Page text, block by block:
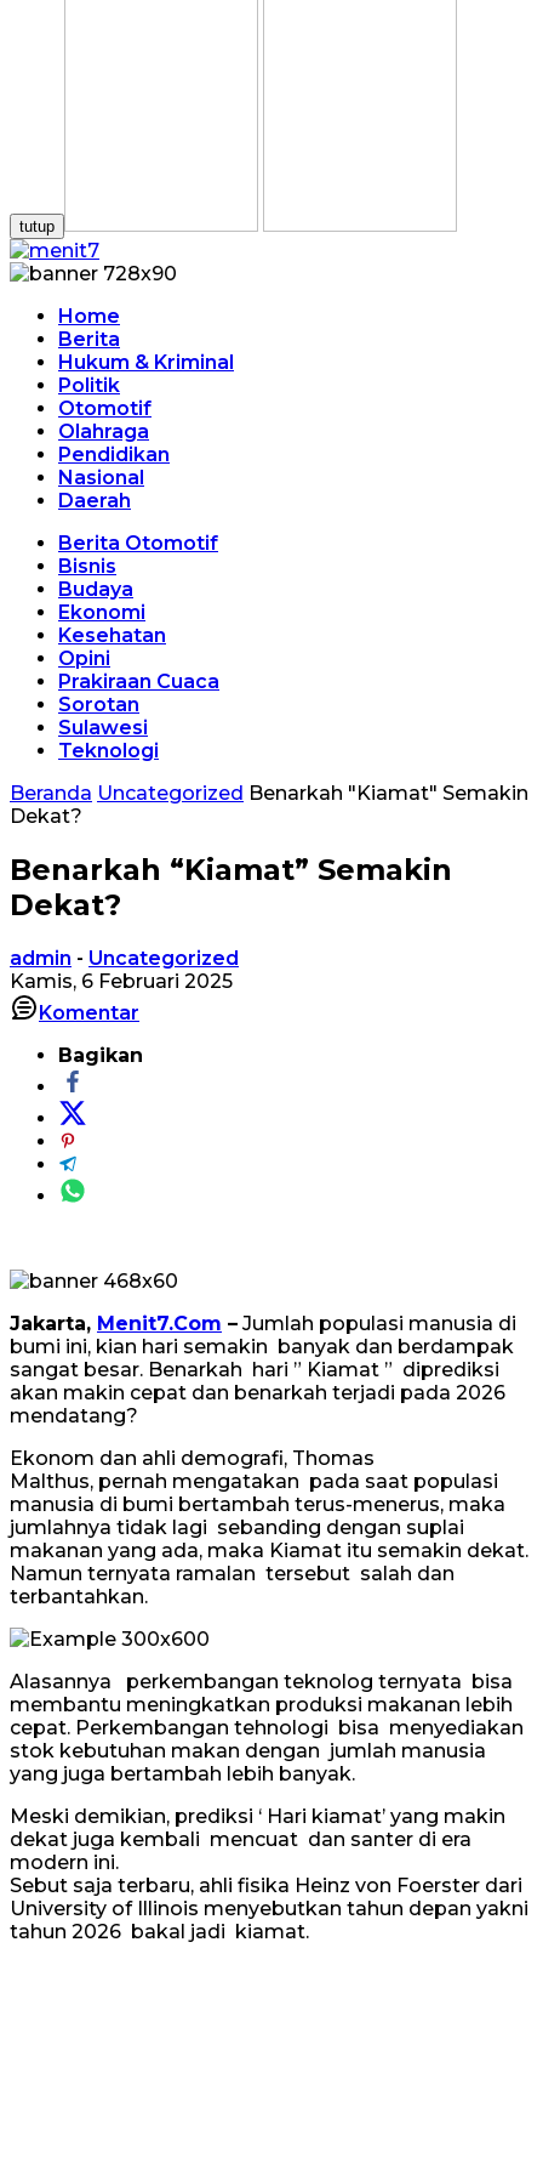
tutup
Home
Berita
Hukum & Kriminal
Politik
Otomotif
Olahraga
Pendidikan
Nasional
Daerah
Berita Otomotif
Bisnis
Budaya
Ekonomi
Kesehatan
Opini
Prakiraan Cuaca
Sorotan
Sulawesi
Teknologi
Beranda Uncategorized Benarkah "Kiamat" Semakin
Dekat?
Benarkah “Kiamat” Semakin
Dekat?
admin - Uncategorized
Kamis, 6 Februari 2025
Komentar
Bagikan
Jakarta, Menit7.Com – Jumlah populasi manusia di
bumi ini, kian hari semakin banyak dan berdampak
sangat besar. Benarkah hari ” Kiamat ” diprediksi
akan makin cepat dan benarkah terjadi pada 2026
mendatang?
Ekonom dan ahli demografi, Thomas
Malthus, pernah mengatakan pada saat populasi
manusia di bumi bertambah terus-menerus, maka
jumlahnya tidak lagi sebanding dengan suplai
makanan yang ada, maka Kiamat itu semakin dekat.
Namun ternyata ramalan tersebut salah dan
terbantahkan.
Alasannya perkembangan teknolog ternyata bisa
membantu meningkatkan produksi makanan lebih
cepat. Perkembangan tehnologi bisa menyediakan
stok kebutuhan makan dengan jumlah manusia
yang juga bertambah lebih banyak.
Meski demikian, prediksi ‘ Hari kiamat’ yang makin
dekat juga kembali mencuat dan santer di era
modern ini.
Sebut saja terbaru, ahli fisika Heinz von Foerster dari
University of Illinois menyebutkan tahun depan yakni
tahun 2026 bakal jadi kiamat.